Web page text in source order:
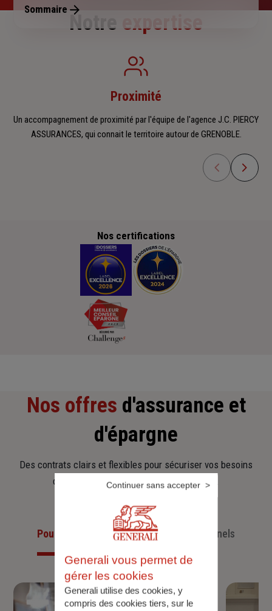
Sommaire
Notre expertise
Proximité
Un accompagnement de proximité par l'équipe de l'agence J.C. PIERCY
ASSURANCES, qui connait le territoire autour de GRENOBLE.
Nos certifications
Nos offres d'assurance et
d'épargne
Des contrats clairs et flexibles pour sécuriser vos besoins
d’aujourd’hui et anticiper ceux de demain.
Pour les particuliersPour les professionnels
Generali vous permet de
gérer les cookies
Generali utilise des cookies, y
compris des cookies tiers, sur le
Continuer sans accepter